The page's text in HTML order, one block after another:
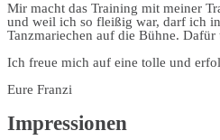
Mir macht das Training mit meiner
und weil ich so fleißig war, darf ich
Tanzmariechen auf die Bühne.
Ich freue mich auf eine tolle und
Eure Franzi
Impressionen